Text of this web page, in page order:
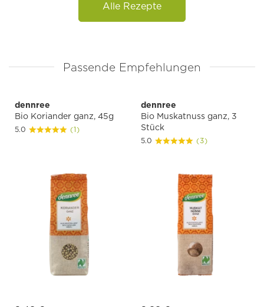
Alle Rezepte
Passende Empfehlungen
dennree
Bio Koriander ganz, 45g
5.0 (1)
dennree
Bio Muskatnuss ganz, 3
Stück
5.0 (3)